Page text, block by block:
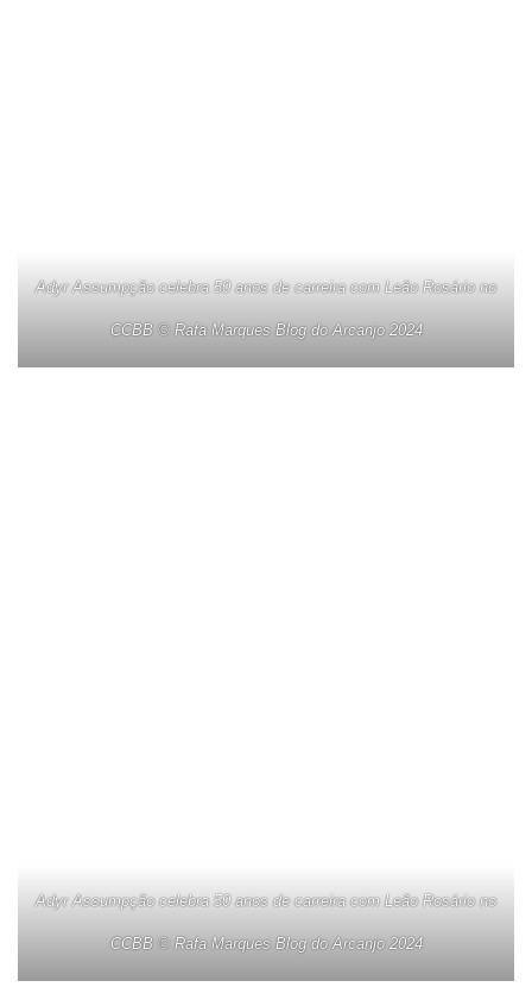
Adyr Assumpção celebra 50 anos de carreira com Leão Rosário no
CCBB © Rafa Marques Blog do Arcanjo 2024
Adyr Assumpção celebra 50 anos de carreira com Leão Rosário no
CCBB © Rafa Marques Blog do Arcanjo 2024